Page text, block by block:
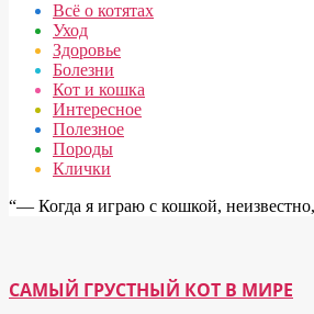
Всё о котятах
Уход
Здоровье
Болезни
Кот и кошка
Интересное
Полезное
Породы
Клички
“― Когда я играю с кошкой, неизвестно,
САМЫЙ ГРУСТНЫЙ КОТ В МИРЕ